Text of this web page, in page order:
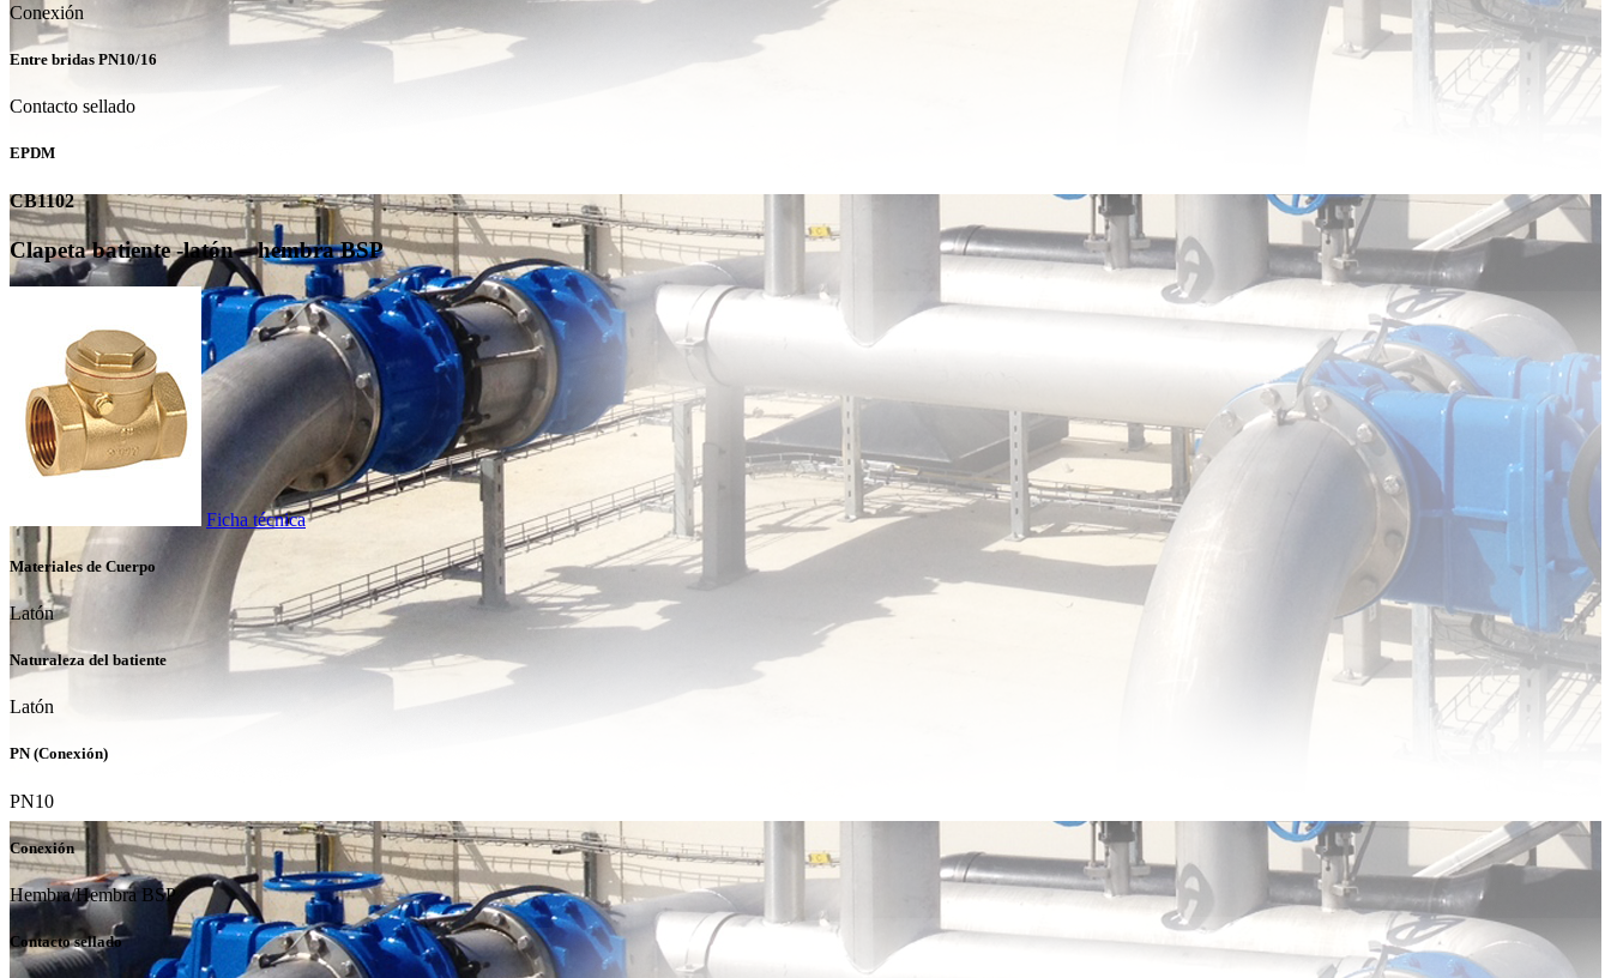
Conexión
Entre bridas PN10/16
Contacto sellado
EPDM
CB1102
Clapeta batiente -latón – hembra BSP
Ficha técnica
Materiales de Cuerpo
Latón
Naturaleza del batiente
Latón
PN (Conexión)
PN10
Conexión
Hembra/Hembra BSP
Contacto sellado